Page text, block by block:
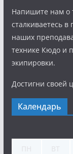
Напишите нам о
сталкиваетесь
наших
технике Кюдо и
экипировки.
Достигни своей
Календарь